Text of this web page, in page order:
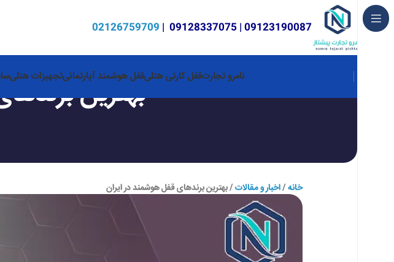
09123190087
|
09128337075
|
02126759709
نامرو تجارتقفل کارتی هتلیقفل هوشمند آپارتمانیتجهیزات هتلی بهترین
خانه اخبار و مقالات بهترین برندهای قفل هوشمند در ایران